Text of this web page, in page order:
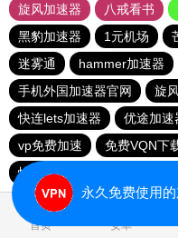
旋风加速器
八戒看书
黑豹加速器
1元机场
迷雾通
hammer加速器
手机外国加速器官网
旋
快连lets加速器
优途加速
vp免费加速
免费VQN下
快喵vpv加速器
首页 安卓
永久免费使用